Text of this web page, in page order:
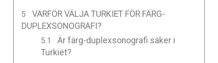
VARFÖR VÄLJA TURKIET FÖR FÄRG-
DUPLEXSONOGRAFI?
Är färg-duplexsonografi säker i
Turkiet?